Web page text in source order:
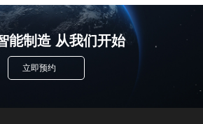
能制造 从我们开始
立即预约